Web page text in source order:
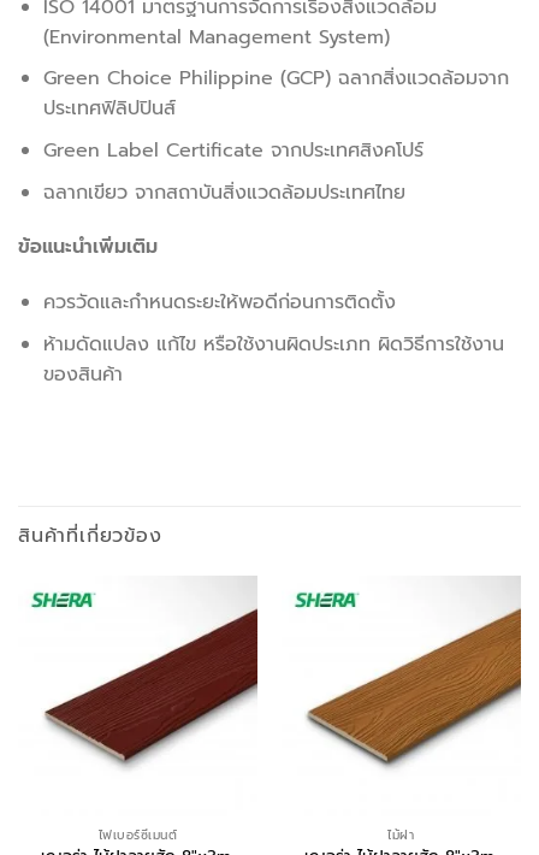
ISO 14001 มาตรฐานการจัดการเรื่องสิ่งแวดล้อม
(Environmental Management System)
Green Choice Philippine (GCP) ฉลากสิ่งแวดล้อมจาก
ประเทศฟิลิปปินส์
Green Label Certificate จากประเทศสิงคโปร์
ฉลากเขียว จากสถาบันสิ่งแวดล้อมประเทศไทย
ข้อแนะนำเพิ่มเติม
ควรวัดและกำหนดระยะให้พอดีก่อนการติดตั้ง
ห้ามดัดแปลง แก้ไข หรือใช้งานผิดประเภท ผิดวิธีการใช้งาน
ของสินค้า
สินค้าที่เกี่ยวข้อง
ไฟเบอร์ซีเมนต์ ไม้ฝา